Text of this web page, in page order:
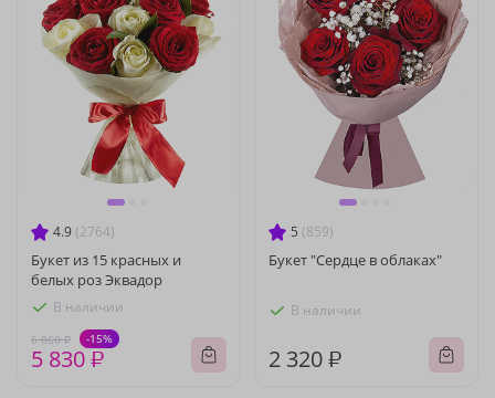
4.9 (2764)
Букет из 15 красных и
белых роз Эквадор
В наличии
6 860 ₽ -15%
5 830 ₽
5 (859)
Букет "Сердце в облаках"
В наличии
2 320 ₽